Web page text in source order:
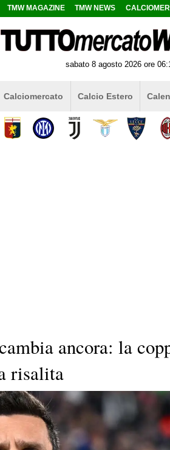
TMW MAGAZINE TMW NEWS
sabato 8 agosto 2026 ore
Calciomercato Calcio Estero
ancora: la
risalita